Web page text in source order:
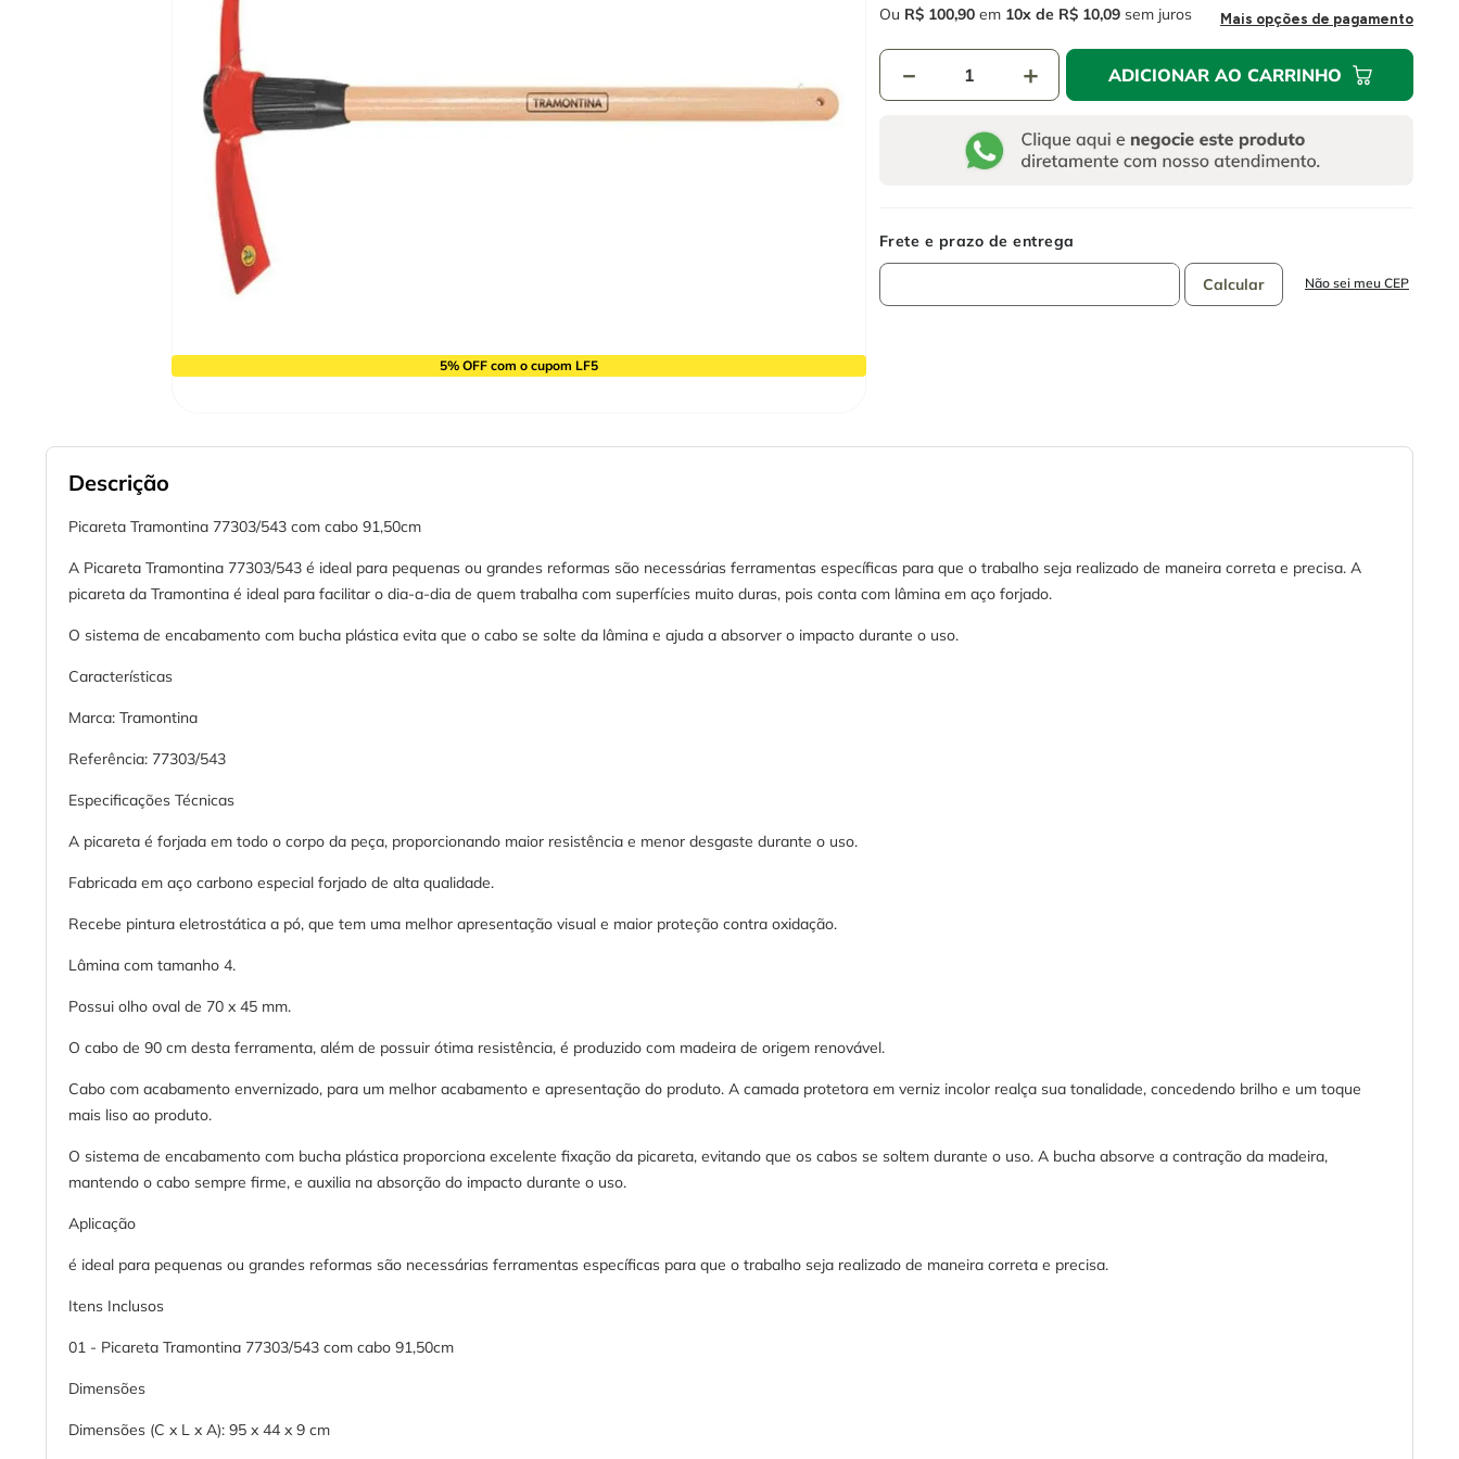
5% OFF com o cupom LF5
Ou R$ 100,90 em 10 R$ 10,09 sem juros Mais opções de pagamento
＋
－ ADICIONAR AO CARRINHO
Não sei meu CEP
Descrição
Picareta Tramontina 77303/543 com cabo 91,50cm
A Picareta Tramontina 77303/543 é ideal para pequenas ou grandes reformas são necessárias ferramentas específicas para que o trabalho seja realizado de maneira correta e precisa. A
picareta da Tramontina é ideal para facilitar o dia-a-dia de quem trabalha com superfícies muito duras, pois conta com lâmina em aço forjado.
O sistema de encabamento com bucha plástica evita que o cabo se solte da lâmina e ajuda a absorver o impacto durante o uso.
Características
Marca: Tramontina
Referência: 77303/543
Especificações Técnicas
A picareta é forjada em todo o corpo da peça, proporcionando maior resistência e menor desgaste durante o uso.
Fabricada em aço carbono especial forjado de alta qualidade.
Recebe pintura eletrostática a pó, que tem uma melhor apresentação visual e maior proteção contra oxidação.
Lâmina com tamanho 4.
Possui olho oval de 70 x 45 mm.
O cabo de 90 cm desta ferramenta, além de possuir ótima resistência, é produzido com madeira de origem renovável.
Cabo com acabamento envernizado, para um melhor acabamento e apresentação do produto. A camada protetora em verniz incolor realça sua tonalidade, concedendo brilho e um toque
mais liso ao produto.
O sistema de encabamento com bucha plástica proporciona excelente fixação da picareta, evitando que os cabos se soltem durante o uso. A bucha absorve a contração da madeira,
mantendo o cabo sempre firme, e auxilia na absorção do impacto durante o uso.
Aplicação
é ideal para pequenas ou grandes reformas são necessárias ferramentas específicas para que o trabalho seja realizado de maneira correta e precisa.
Itens Inclusos
01 - Picareta Tramontina 77303/543 com cabo 91,50cm
Dimensões
Dimensões (C x L x A): 95 x 44 x 9 cm